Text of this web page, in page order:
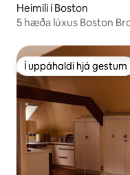
Heimili í Boston
5 hæða lúxus Boston
Í uppáhaldi hjá gestum
Í uppáhaldi hjá gestum